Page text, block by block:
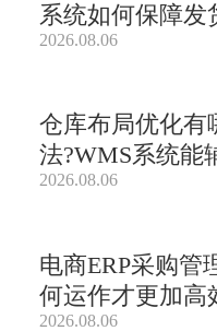
系统如何保障发
2026.08.06
仓库布局优化有
法?WMS系统能
吗?
2026.08.06
电商ERP采购管
何运作才更加高
2026.08.06